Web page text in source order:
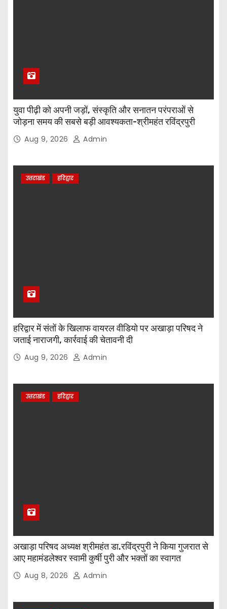
युवा पीढ़ी को अपनी जड़ों, संस्कृति और सनातन परंपराओं से
जोड़ना समय की सबसे बड़ी आवश्यकता-श्रीमहंत रविंद्रपुरी
Aug 9, 2026 Admin
उत्तराखंड हरिद्वार
हरिद्वार में संतों के खिलाफ वायरल वीडियो पर अखाड़ा परिषद ने
जताई नाराजगी, कार्रवाई की चेतावनी दी
Aug 9, 2026 Admin
उत्तराखंड हरिद्वार
अखाड़ा परिषद अध्यक्ष श्रीमहंत डा.रविंद्रपुरी ने किया गुजरात से
आए महामंडलेश्वर स्वामी कुर्षी पुरी और भक्तों का स्वागत
Aug 8, 2026 Admin